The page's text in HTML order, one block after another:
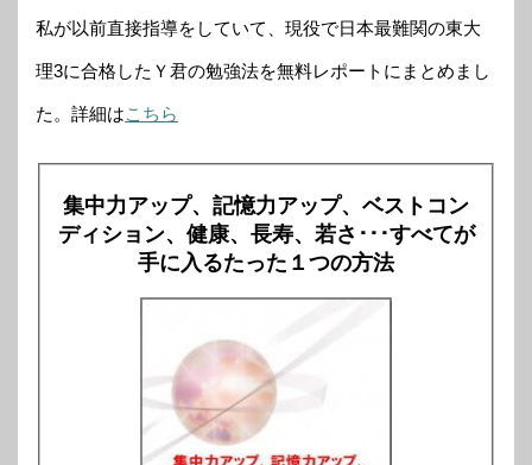
私が以前直接指導をしていて、現役で日本最難関の東大
理3に合格したＹ君の勉強法を無料レポートにまとめまし
た。詳細はこちら
集中力アップ、記憶力アップ、ベストコン
ディション、健康、長寿、若さ･･･すべてが
手に入るたった１つの方法